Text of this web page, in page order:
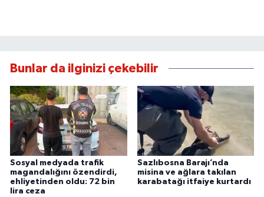
Bunlar da ilginizi çekebilir
Sosyal medyada trafik
magandalığını özendirdi,
ehliyetinden oldu: 72 bin
lira ceza
Sazlıbosna Barajı’nda
misina ve ağlara takılan
karabatağı itfaiye kurtardı